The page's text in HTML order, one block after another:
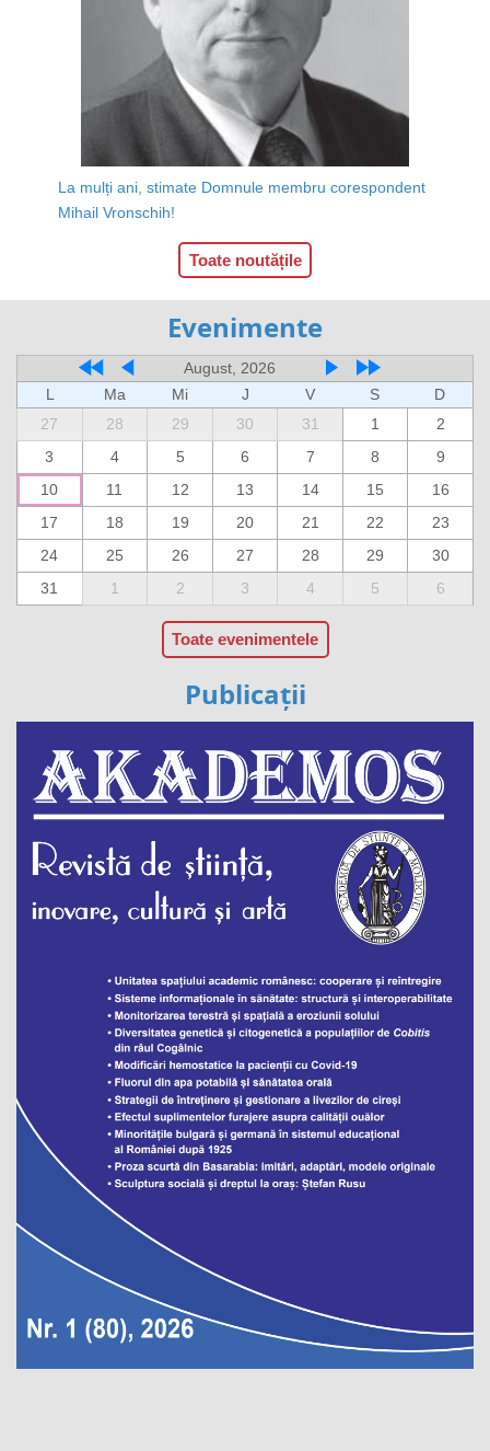
La mulți ani, stimate Domnule membru corespondent
Mihail Vronschih!
Toate noutățile
Evenimente
August, 2026
L
Ma Mi J V S
D
27
28 29 30 31 1
2
3
4 5 6 7 8
9
10
11 12 13 14 15
16
17
18 19 20 21 22
23
24
25 26 27 28 29
30
31
1 2 3 4 5 6
Toate evenimentele
Publicații